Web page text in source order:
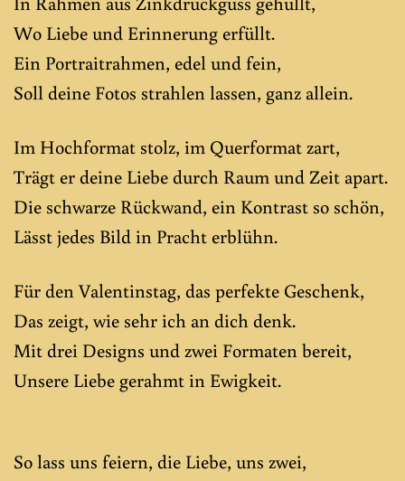
Wo Liebe und Erinnerung erfüllt.
Ein Portraitrahmen, edel und fein,
Soll deine Fotos strahlen lassen, ganz allein.
Im Hochformat stolz, im Querformat zart,
Trägt er deine Liebe durch Raum und Zeit apart.
Die schwarze Rückwand, ein Kontrast so schön,
Lässt jedes Bild in Pracht erblühn.
Für den Valentinstag, das perfekte Geschenk,
Das zeigt, wie sehr ich an dich denk.
Mit drei Designs und zwei Formaten bereit,
Unsere Liebe gerahmt in Ewigkeit.
So lass uns feiern, die Liebe, uns zwei,